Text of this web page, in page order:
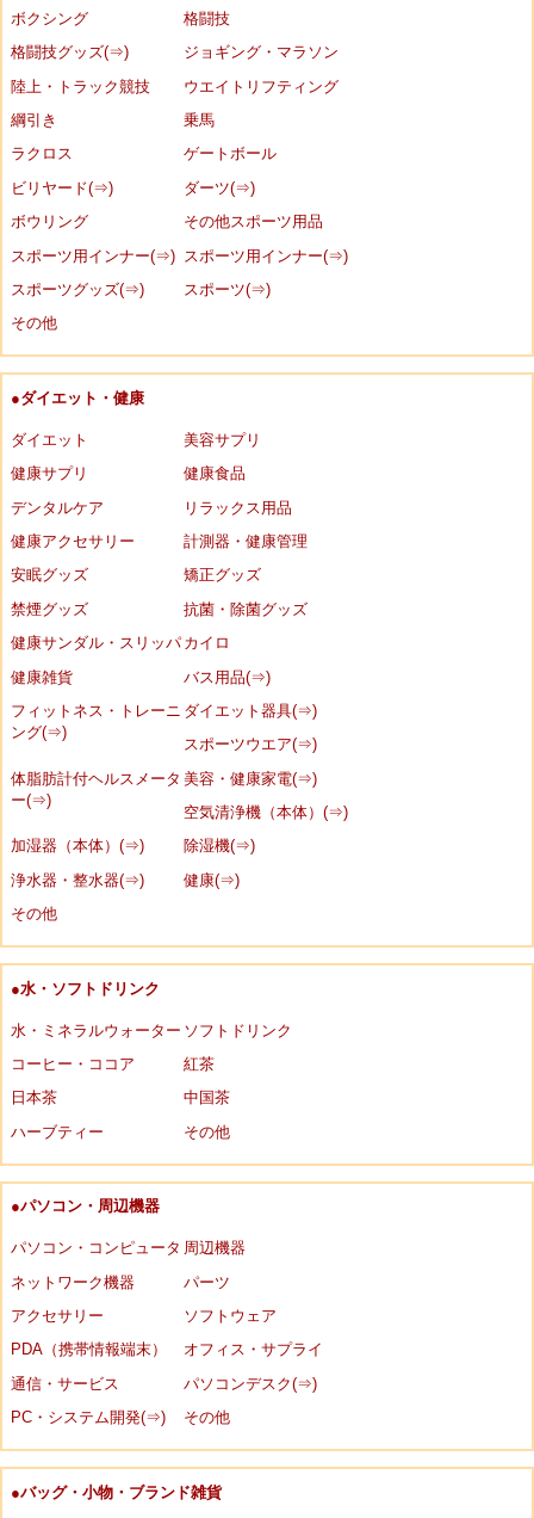
ボクシング
格闘技
格闘技グッズ(⇒)
ジョギング・マラソン
陸上・トラック競技
ウエイトリフティング
綱引き
乗馬
ラクロス
ゲートボール
ビリヤード(⇒)
ダーツ(⇒)
ボウリング
その他スポーツ用品
スポーツ用インナー(⇒)
スポーツ用インナー(⇒)
スポーツグッズ(⇒)
スポーツ(⇒)
その他
●ダイエット・健康
ダイエット
美容サプリ
健康サプリ
健康食品
デンタルケア
リラックス用品
健康アクセサリー
計測器・健康管理
安眠グッズ
矯正グッズ
禁煙グッズ
抗菌・除菌グッズ
健康サンダル・スリッパ カイロ
健康雑貨
バス用品(⇒)
フィットネス・トレーニ
ング(⇒)
ダイエット器具(⇒)
スポーツウエア(⇒)
体脂肪計付ヘルスメータ
ー(⇒)
美容・健康家電(⇒)
空気清浄機（本体）(⇒)
加湿器（本体）(⇒)
除湿機(⇒)
浄水器・整水器(⇒)
健康(⇒)
その他
●水・ソフトドリンク
水・ミネラルウォーター ソフトドリンク
コーヒー・ココア
紅茶
日本茶
中国茶
ハーブティー
その他
●パソコン・周辺機器
パソコン・コンピュータ 周辺機器
ネットワーク機器
パーツ
アクセサリー
ソフトウェア
PDA（携帯情報端末）
オフィス・サプライ
通信・サービス
パソコンデスク(⇒)
PC・システム開発(⇒)
その他
●バッグ・小物・ブランド雑貨